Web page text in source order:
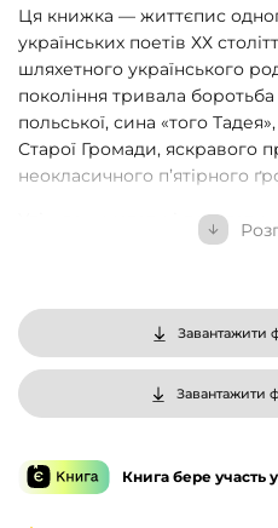
Ця книжка — життєпис
українських поетів ХХ
шляхетного українського
покоління тривала
польської, сина «того
Старої Громади, яскравого
неокласичного п’ятірного
Утім до «чистоти і
митець ішов, переживши
досвіду опіумних візій,
естетизації зла.
Шукаючи нових цінностей у
поет однаково цінує
співіснування Максима
Завантажити
Завантажити
Книга бере участь